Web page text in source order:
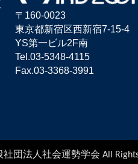
〒160-0023
東京都新宿区西新宿7-15-4
YS第一ビル2F南
Tel.03-5348-4115
Fax.03-3368-3991
社団法人社会運勢学会 All